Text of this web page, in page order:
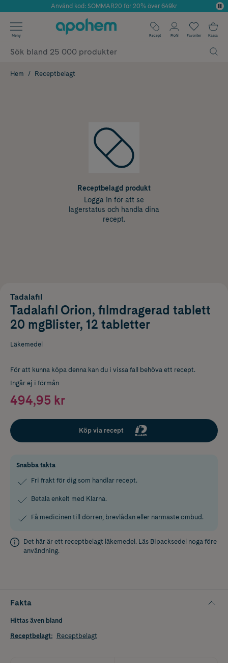
Använd kod: SOMMAR20 för 20% över 649kr
✓ Fri frakt
✓ Poäng på alla köp*
Meny Recept Profil Favoriter Kassa
Hem Receptbelagt
Receptbelagd produkt
Logga in för att se
lagerstatus och handla dina
recept.
Tadalafil
Tadalafil Orion, filmdragerad tablett
20 mgBlister, 12 tabletter
Läkemedel
För att kunna köpa denna kan du i vissa fall behöva ett recept.
Ingår ej i förmån
494,95 kr
Köp via recept
Snabba fakta
Fri frakt för dig som handlar recept.
Betala enkelt med Klarna.
Få medicinen till dörren, brevlådan eller närmaste ombud.
Det här är ett receptbelagt läkemedel. Läs Bipacksedel noga före
användning.
Fakta
Hittas även bland
Receptbelagt: Receptbelagt